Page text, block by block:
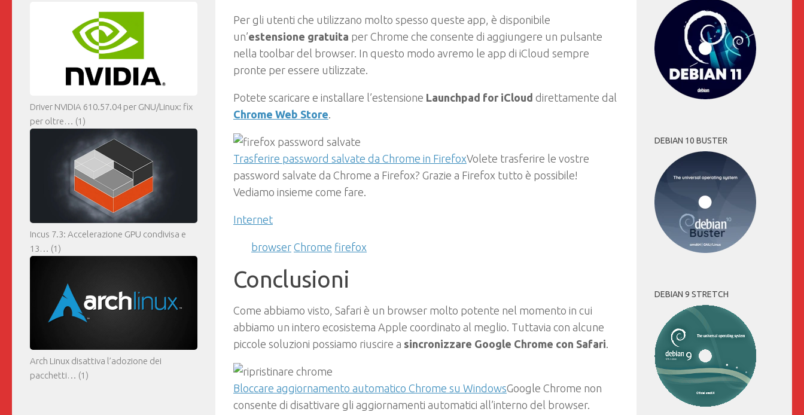
Per gli utenti che utilizzano molto spesso queste app, è disponibile
un’estensione gratuita per Chrome che consente di aggiungere un pulsante
nella toolbar del browser. In questo modo avremo le app di iCloud sempre
pronte per essere utilizzate.
Potete scaricare e installare l’estensione Launchpad for iCloud direttamente dal
Chrome Web Store.
Trasferire password salvate da Chrome in FirefoxVolete trasferire le vostre
password salvate da Chrome a Firefox? Grazie a Firefox tutto è possibile!
Vediamo insieme come fare.
Internet
browser Chrome firefox
Conclusioni
Come abbiamo visto, Safari è un browser molto potente nel momento in cui
abbiamo un intero ecosistema Apple coordinato al meglio. Tuttavia con alcune
piccole soluzioni possiamo riuscire a sincronizzare Google Chrome con Safari.
Bloccare aggiornamento automatico Chrome su WindowsGoogle Chrome non
consente di disattivare gli aggiornamenti automatici all’interno del browser.
Driver NVIDIA 610.57.04 per GNU/Linux: fix
per oltre… (1)
Incus 7.3: Accelerazione GPU condivisa e
13… (1)
Arch Linux disattiva l’adozione dei
pacchetti… (1)
DEBIAN 10 BUSTER
DEBIAN 9 STRETCH